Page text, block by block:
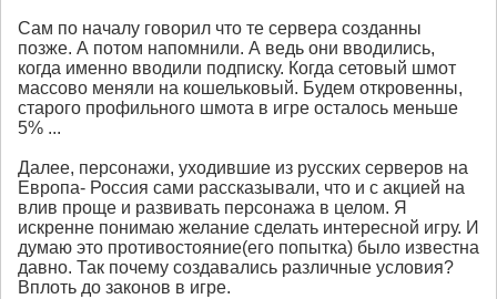
Сам по началу говорил что те сервера созданны
позже. А потом напомнили. А ведь они вводились,
когда именно вводили подписку. Когда сетовый шмот
массово меняли на кошельковый. Будем откровенны,
старого профильного шмота в игре осталось меньше
5% ...
Далее, персонажи, уходившие из русских серверов на
Европа- Россия сами рассказывали, что и с акцией на
влив проще и развивать персонажа в целом. Я
искренне понимаю желание сделать интересной игру. И
думаю это противостояние(его попытка) было известна
давно. Так почему создавались различные условия?
Вплоть до законов в игре.